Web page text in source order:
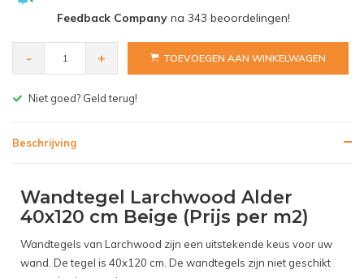
Feedback Companyna 343 beoordelingen!
- + TOEVOEGEN AAN WINKELWAGEN
Gratis bezorgen v.a. € 150,- (NL)
Beschrijving
Wandtegel Larchwood Alder
40x120 cm Beige (Prijs per m2)
Wandtegels van Larchwood zijn een uitstekende keus voor uw
wand. De tegel is 40x120 cm. De wandtegels zijn niet geschikt